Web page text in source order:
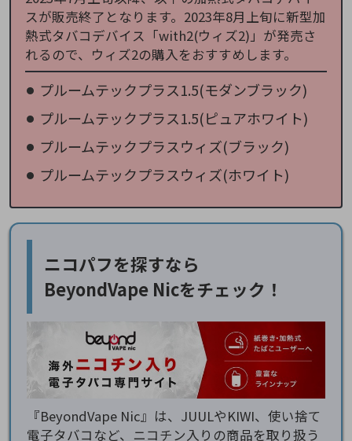
スが販売終了となります。2023年8月上旬に新型加
熱式タバコデバイス「with2(ウィズ2)」が発売さ
れるので、ウィズ2の購入をおすすめします。
プルームテックプラス1.5(モダンブラック)
プルームテックプラス1.5(ピュアホワイト)
プルームテックプラスウィズ(ブラック)
プルームテックプラスウィズ(ホワイト)
ニコパフを探すなら
BeyondVape Nicをチェック！
『BeyondVape Nic』は、JUULやKIWI、使い捨て
電子タバコなど、ニコチン入りの商品を取り扱う